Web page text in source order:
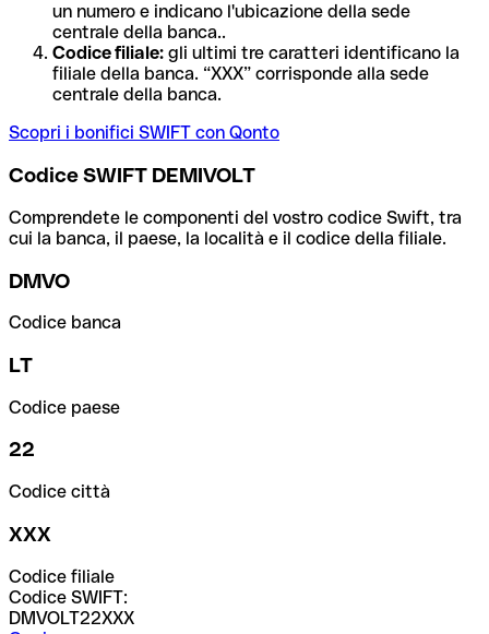
un numero e indicano l'ubicazione della sede
centrale della banca..
Codice filiale: gli ultimi tre caratteri identificano la
filiale della banca. “XXX” corrisponde alla sede
centrale della banca.
Scopri i bonifici SWIFT con Qonto
Codice SWIFT DEMIVOLT
Comprendete le componenti del vostro codice Swift, tra
cui la banca, il paese, la località e il codice della filiale.
DMVO
Codice banca
LT
Codice paese
22
Codice città
XXX
Codice filiale
Codice SWIFT:
DMVOLT22XXX